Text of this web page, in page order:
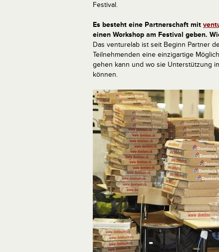
Festival.
Es besteht eine Partnerschaft mit
einen Workshop am Festival geben.
Das venturelab ist seit Beginn Partner
Teilnehmenden eine einzigartige
gehen kann und wo sie Unterstützung
können.